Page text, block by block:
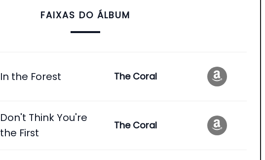
FAIXAS DO ÁLBUM
In the Forest The Coral
Don't Think You're
the First
The Coral